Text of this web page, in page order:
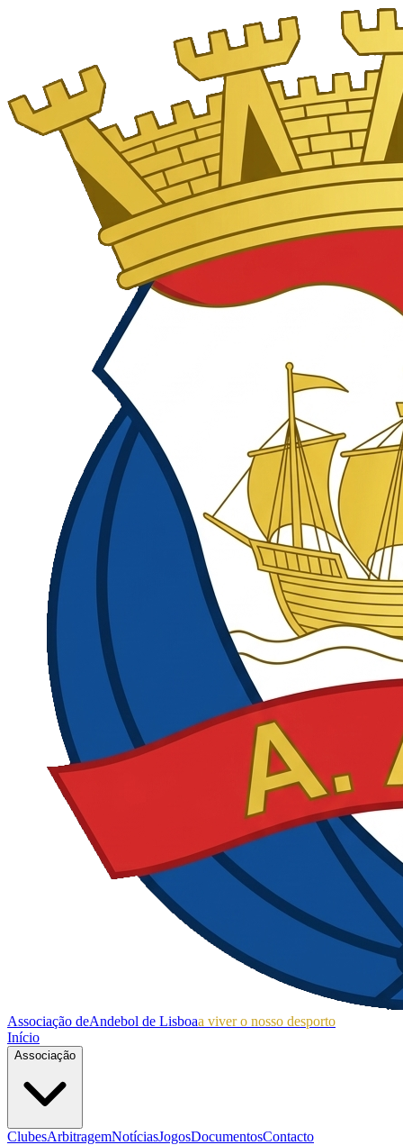
Associação deAndebol de Lisboaa viver o nosso desporto
Início
Associação
ClubesArbitragemNotíciasJogosDocumentosContacto